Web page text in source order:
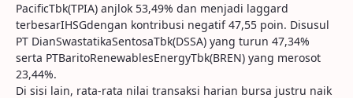
PacificTbk(TPIA) anjlok 53,49% dan menjadi laggard
terbesarIHSGdengan kontribusi negatif 47,55 poin. Disusul
PT DianSwastatikaSentosaTbk(DSSA) yang turun 47,34%
serta PTBaritoRenewablesEnergyTbk(BREN) yang merosot
23,44%.
Di sisi lain, rata-rata nilai transaksi harian bursa justru naik